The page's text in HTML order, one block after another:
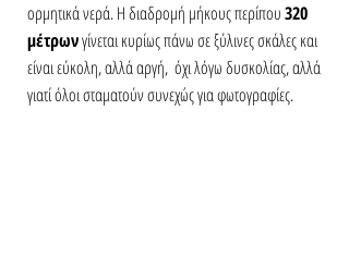
ορμητικά νερά. Η διαδρομή μήκους περίπου 320
μέτρων γίνεται κυρίως πάνω σε ξύλινες σκάλες και
είναι εύκολη, αλλά αργή,  όχι λόγω δυσκολίας, αλλά
γιατί όλοι σταματούν συνεχώς για φωτογραφίες.